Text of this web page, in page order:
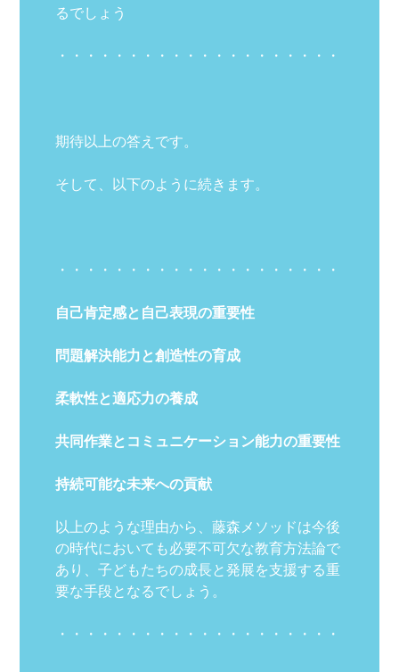
るでしょう
・・・・・・・・・・・・・・・・・・・・
期待以上の答えです。
そして、以下のように続きます。
・・・・・・・・・・・・・・・・・・・・
自己肯定感と自己表現の重要性
問題解決能力と創造性の育成
柔軟性と適応力の養成
共同作業とコミュニケーション能力の重要性
持続可能な未来への貢献
以上のような理由から、藤森メソッドは今後
の時代においても必要不可欠な教育方法論で
あり、子どもたちの成長と発展を支援する重
要な手段となるでしょう。
・・・・・・・・・・・・・・・・・・・・